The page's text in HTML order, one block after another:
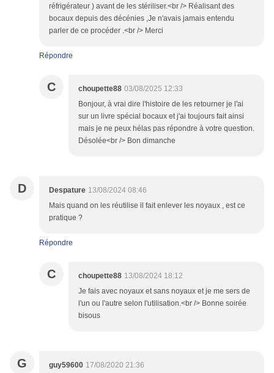
réfrigérateur ) avant de les stériliser.<br /> Réalisant des
bocaux depuis des décénies ,Je n'avais jamais entendu
parler de ce procéder .<br /> Merci
Répondre
C choupette88 03/08/2025 12:33
Bonjour, à vrai dire l'histoire de les retourner je l'ai
sur un livre spécial bocaux et j'ai toujours fait ainsi
mais je ne peux hélas pas répondre à votre question.
Désolée<br /> Bon dimanche
D Despature 13/08/2024 08:46
Mais quand on les réutilise il fait enlever les noyaux , est ce
pratique ?
Répondre
C choupette88 13/08/2024 18:12
Je fais avec noyaux et sans noyaux et je me sers de
l'un ou l'autre selon l'utilisation.<br /> Bonne soirée
bisous
G guy59600 17/08/2020 21:36